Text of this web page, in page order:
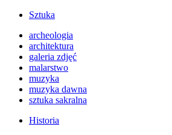
Sztuka
archeologia
architektura
galeria zdjęć
malarstwo
muzyka
muzyka dawna
sztuka sakralna
Historia